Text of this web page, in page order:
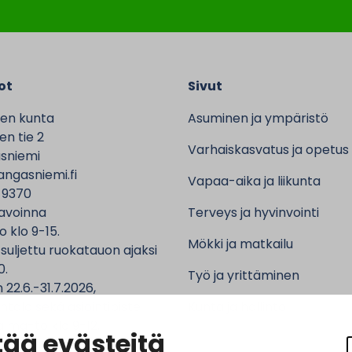
evästeitä
kunta
tie 2
klo 9-15.
ruokatauon ajaksi
31.7.2026,
Sivut
Asuminen ja ympäristö
Varhaiskasvatus ja opetus
Vapaa-aika ja liikunta
Terveys ja hyvinvointi
Mökki ja matkailu
Työ ja yrittäminen